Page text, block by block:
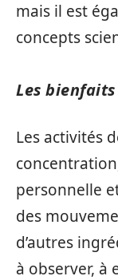
mais il est
concepts
Les
Les activités
personnelle
des
d’autres
à observer, à